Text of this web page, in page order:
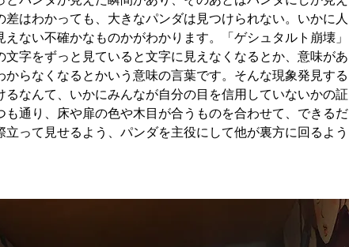
差はわかっても、大きなパンダは見つけられない。いかに人
ない不確かなものかがわかります。​「ゲシュタルト崩壊」
字をずっと見ていると文字に見えなくなるとか、意味があ
らなくなるとかいう意味の言葉です。そんな現象発見する
なんて、いかにみんなが自分の目を信用していないかの証
も通り、床や扉の色や木目が合うものを合わせて、できるだ
って見せるよう、パンダを主役にして他が裏方に回るよう